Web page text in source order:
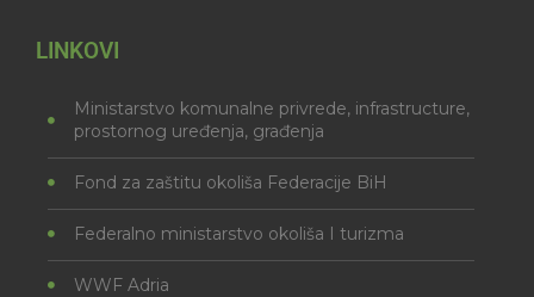
LINKOVI
Ministarstvo komunalne privrede, infrastructure,
prostornog uređenja, građenja
Fond za zaštitu okoliša Federacije BiH
Federalno ministarstvo okoliša I turizma
WWF Adria